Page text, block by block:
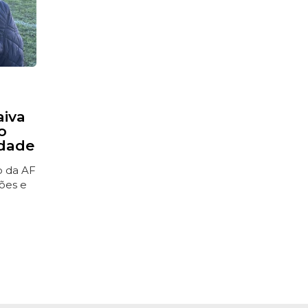
da AF
e